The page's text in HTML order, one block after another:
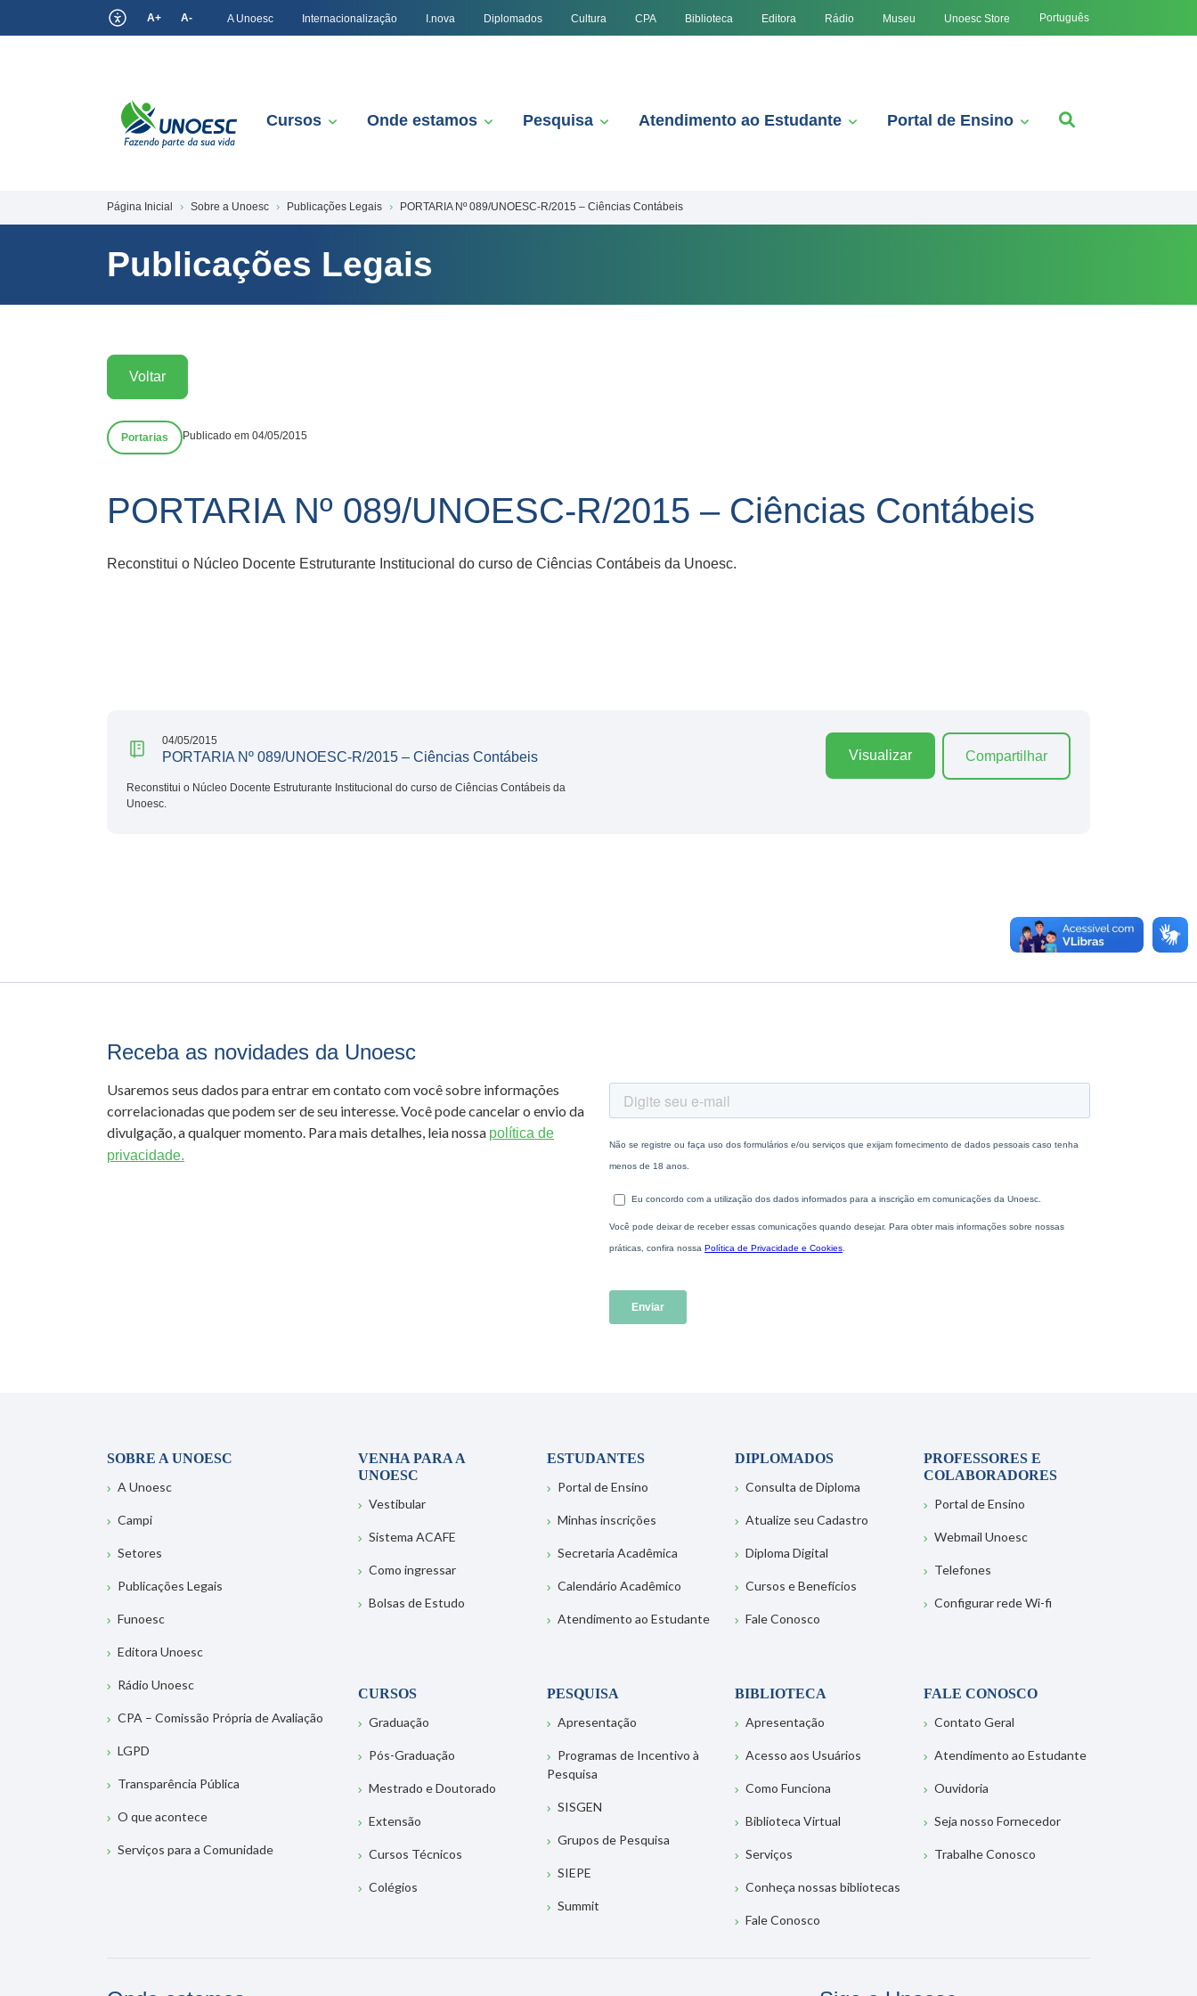
A+ A- A Unoesc Internacionalização I.nova Diplomados Cultura CPA Biblioteca Editora Rádio Museu Unoesc Store Português
Cursos Onde estamos Pesquisa Atendimento ao Estudante Portal de Ensino
Página Inicial Sobre a Unoesc Publicações Legais PORTARIA Nº 089/UNOESC-R/2015 – Ciências Contábeis
Publicações Legais
Voltar
Portarias Publicado em 04/05/2015
PORTARIA Nº 089/UNOESC-R/2015 – Ciências Contábeis
Reconstitui o Núcleo Docente Estruturante Institucional do curso de Ciências Contábeis da Unoesc.
04/05/2015
PORTARIA Nº 089/UNOESC-R/2015 – Ciências Contábeis
Reconstitui o Núcleo Docente Estruturante Institucional do curso de Ciências Contábeis da
Unoesc.
Visualizar Compartilhar
Receba as novidades da Unoesc
Usaremos seus dados para entrar em contato com você sobre informações
correlacionadas que podem ser de seu interesse. Você pode cancelar o envio da
divulgação, a qualquer momento. Para mais detalhes, leia nossa política de
privacidade.
SOBRE A UNOESC
A Unoesc
Campi
Setores
Publicações Legais
Funoesc
Editora Unoesc
Rádio Unoesc
CPA – Comissão Própria de Avaliação
LGPD
Transparência Pública
O que acontece
Serviços para a Comunidade
VENHA PARA A
UNOESC
Vestibular
Sistema ACAFE
Como ingressar
Bolsas de Estudo
ESTUDANTES
Portal de Ensino
Minhas inscrições
Secretaria Acadêmica
Calendário Acadêmico
Atendimento ao Estudante
DIPLOMADOS
Consulta de Diploma
Atualize seu Cadastro
Diploma Digital
Cursos e Benefícios
Fale Conosco
PROFESSORES E
COLABORADORES
Portal de Ensino
Webmail Unoesc
Telefones
Configurar rede Wi-fi
CURSOS
Graduação
Pós-Graduação
Mestrado e Doutorado
Extensão
Cursos Técnicos
Colégios
PESQUISA
Apresentação
Programas de Incentivo à
Pesquisa
SISGEN
Grupos de Pesquisa
SIEPE
Summit
BIBLIOTECA
Apresentação
Acesso aos Usuários
Como Funciona
Biblioteca Virtual
Serviços
Conheça nossas bibliotecas
Fale Conosco
FALE CONOSCO
Contato Geral
Atendimento ao Estudante
Ouvidoria
Seja nosso Fornecedor
Trabalhe Conosco